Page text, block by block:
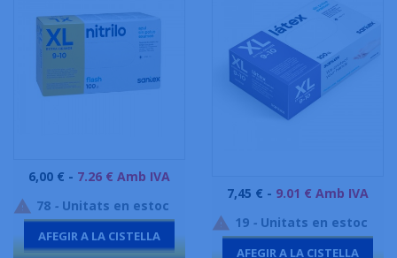
Preu
6,00 € - 7.26 € Amb IVA
 78 - Unitats en estoc
AFEGIR A LA CISTELLA
Preu
7,45 € - 9.01 € Amb IVA
 19 - Unitats en estoc
AFEGIR A LA CISTELLA